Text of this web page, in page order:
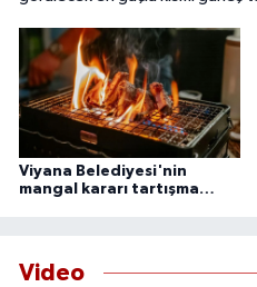
85 ila 89'unun Ay tarafından
izlemek için çeşitli noktalarda bir
Viyana Belediyesi'nin
mangal kararı tartışma
Video